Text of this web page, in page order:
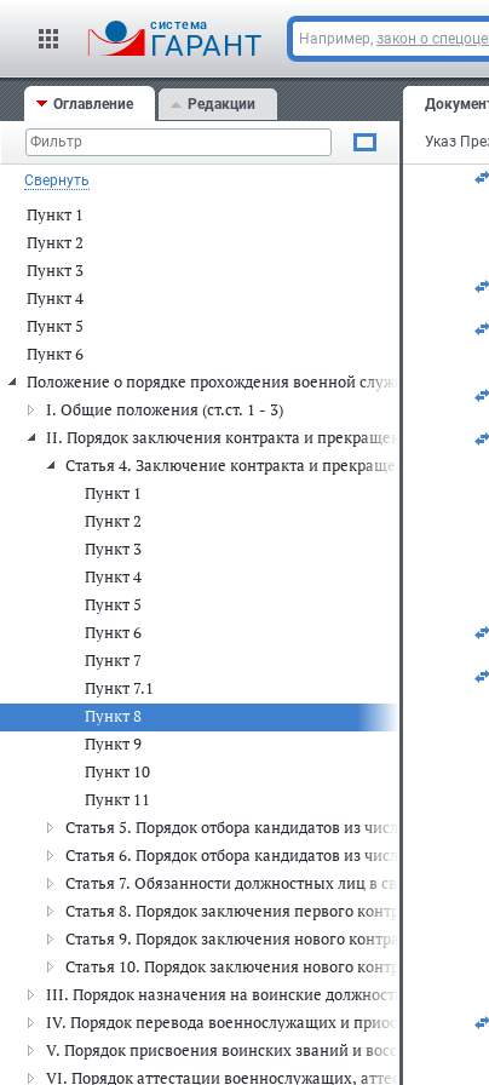
cистема
ГАРАНТ Например, закон о
Оглавление Редакции
Свернуть
Пункт 1
Пункт 2
Пункт 3
Пункт 4
Пункт 5
Пункт 6
Положение о порядке прохождения военной службы
I. Общие положения (ст.ст. 1 - 3)
II. Порядок заключения контракта и прекращения его
Статья 4. Заключение контракта и прекращение его
Пункт 1
Пункт 2
Пункт 3
Пункт 4
Пункт 5
Пункт 6
Пункт 7
Пункт 7.1
Пункт 8
Пункт 9
Пункт 10
Пункт 11
Статья 5. Порядок отбора кандидатов из числа
Статья 6. Порядок отбора кандидатов из числа
Статья 7. Обязанности должностных лиц в связи с
Статья 8. Порядок заключения первого контракта
Статья 9. Порядок заключения нового контракта
Статья 10. Порядок заключения нового контракта с
III. Порядок назначения на воинские должности,
IV. Порядок перевода военнослужащих и
V. Порядок присвоения воинских званий и восстановления
VI. Порядок аттестации военнослужащих, аттестационные